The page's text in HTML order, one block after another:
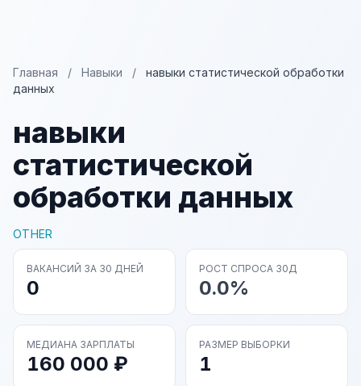
Главная / Навыки /
навыки статистической обработки
данных
навыки
статистической
обработки данных
OTHER
ВАКАНСИЙ ЗА 30 ДНЕЙ
0
РОСТ СПРОСА 30Д
0.0%
МЕДИАНА ЗАРПЛАТЫ
160 000 ₽
РАЗМЕР ВЫБОРКИ
1